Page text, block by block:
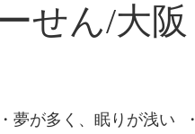
顔面部の症状
せん/大阪
夢が多く、眠りが浅い  ・